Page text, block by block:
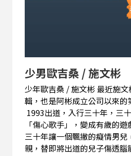
少男歐吉桑 / 施文彬
少年歐吉桑 / 施文彬 最近施文彬出版了第三十張專
輯，也是阿彬成立公司以來的
1993出道，入行三十年，三
「傷心歌手」，變成有歲的
三十年讓一個飄撇的癡情男
親，替即將出道的兒子傷透腦